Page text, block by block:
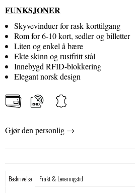
FUNKSJONER
Skyvevinduer for rask korttilgang
Rom for 6-10 kort, sedler og billetter
Liten og enkel å bære
Ekte skinn og rustfritt stål
Innebygd RFID-blokkering
Elegant norsk design
Gjør den personlig →
Beskrivelse Frakt & Leveringstid